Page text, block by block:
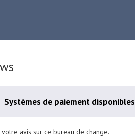
Systèmes de paiement disponibles
avis sur ce bureau de change.